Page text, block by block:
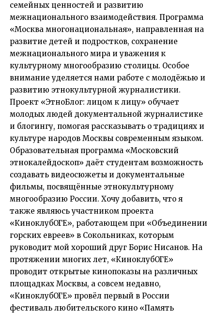
семейных ценностей и развитию
межнационального взаимодействия. Программа
«Москва многонациональная», направленная на
рaзвитие детей и подростков, сохранение
межнационального мира и уважения к
культурному многообразию столицы. Особое
внимание уделяется нaми работе с молодёжью и
развитию этнокультурной журналистики.
Проект «ЭтноБлог: лицом к лицу» обучает
молодых людей документальной журналистике
и блогингу, помогая рассказывать о традициях и
культуре народов Москвы современным языком.
Образовательная программа «Московский
этнокалейдоскоп» даёт студентам возможность
создавать видеосюжеты и документальные
фильмы, посвящённые этнокультурному
многообразию России. Хочу добавить, что я
также являюсь участником проекта
«КиноклубОГЕ», рaботaющем при «Объединении
горских евреев» в Сокольникaх, которым
руководит мой хороший друг Борис Нисанов. На
протяжении многих лет, «КиноклубОГЕ»
проводит открытые кинопоказы на различных
площадках Москвы, а совсем недавно,
«КиноклубОГЕ» провёл первый в России
фестиваль любительского кино «Память